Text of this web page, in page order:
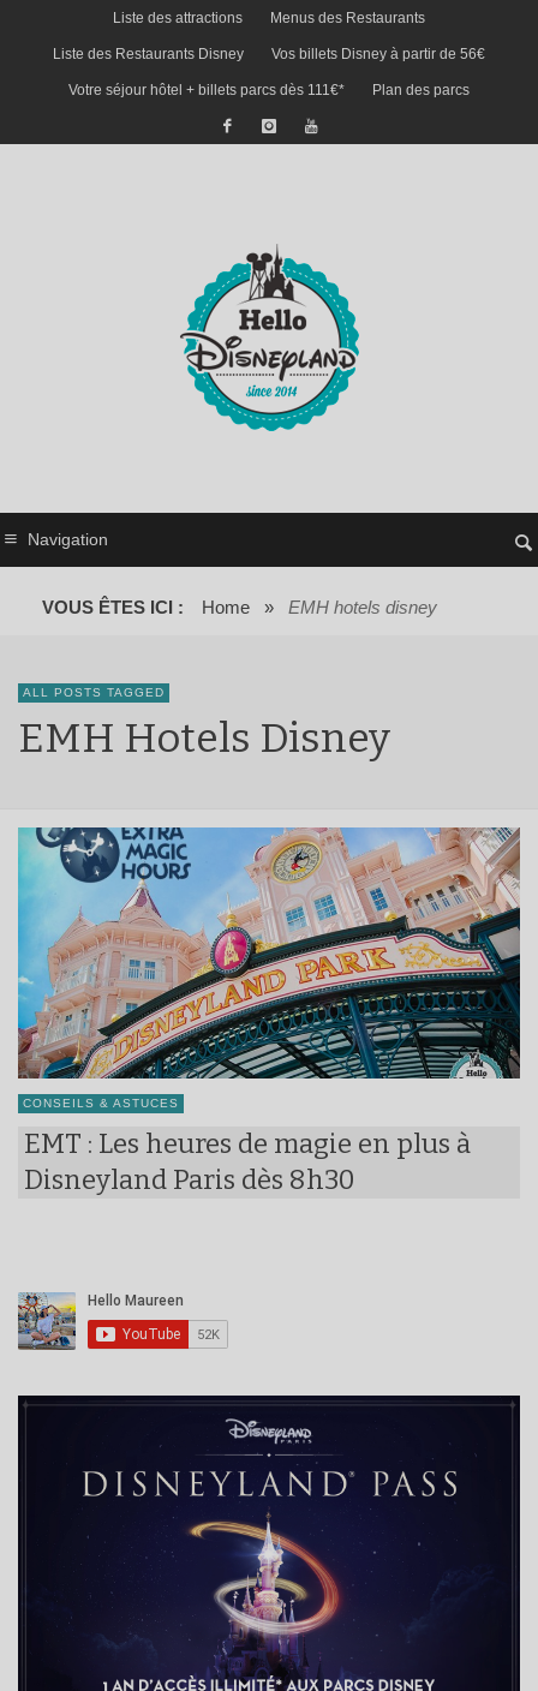
Liste des attractions Menus des Restaurants
Liste des Restaurants Disney Vos billets Disney à partir de 56€
Votre séjour hôtel + billets parcs dès 111€* Plan des parcs
Navigation
VOUS ÊTES ICI : Home » EMH hotels disney
ALL POSTS TAGGED
EMH Hotels Disney
CONSEILS & ASTUCES
EMT : Les heures de magie en plus à
Disneyland Paris dès 8h30